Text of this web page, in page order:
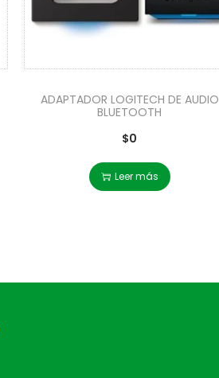
ADAPTADOR LOGITECH DE AUDIO
BLUETOOTH
$0
Leer más